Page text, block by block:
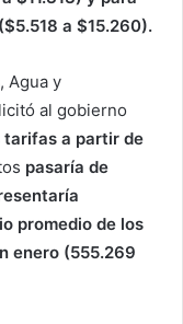
a $15.260).
, Agua y
al gobierno
tarifas a partir de
pasaría de
promedio de los
enero (555.269